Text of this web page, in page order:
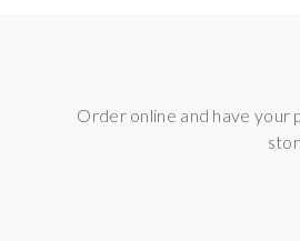
Order online and have